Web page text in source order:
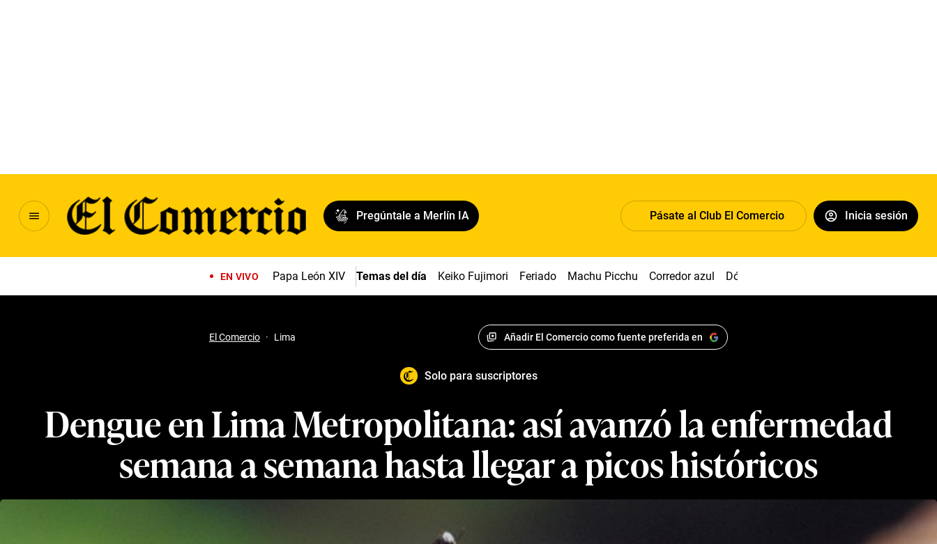
Pregúntale a Merlín IA Pásate al Club El Comercio Inicia sesión
EN VIVO Papa León XIV Temas del día Keiko Fujimori Feriado Machu Picchu Corredor azul Dólar
El Comercio · Lima Añadir El Comercio como fuente preferida en
Solo para suscriptores
Dengue en Lima Metropolitana: así avanzó la enfermedad
semana a semana hasta llegar a picos históricos